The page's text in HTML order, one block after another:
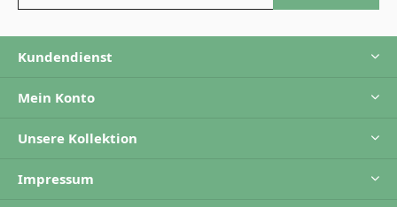
Kundendienst
Mein Konto
Unsere Kollektion
Impressum